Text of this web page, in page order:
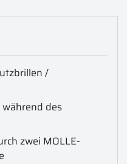
/
des
zwei MOLLE-